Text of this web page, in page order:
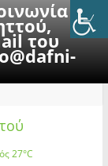
με
του
27°C